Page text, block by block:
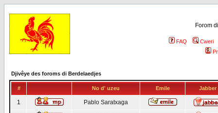
Forom
FAQ
Cweri
Djivêye des foroms di Berdelaedjes
# No d' uzeu Emile Jabber
1 Pablo Saratxaga